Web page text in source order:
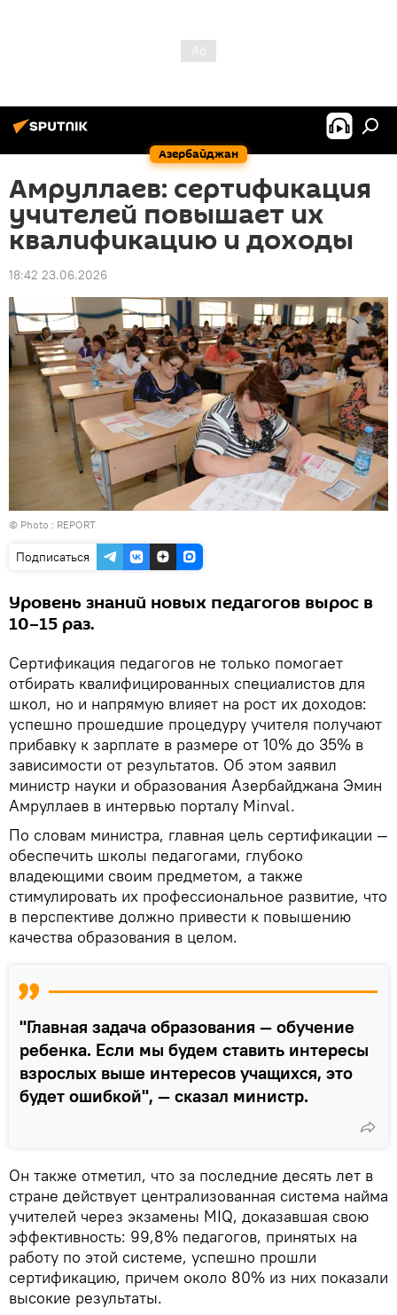
Азербайджан
Амруллаев: сертификация
учителей повышает их
квалификацию и доходы
18:42 23.06.2026
© Photo : REPORT
Подписаться
Уровень знаний новых педагогов вырос в
10–15 раз.
Сертификация педагогов не только помогает
отбирать квалифицированных специалистов для
школ, но и напрямую влияет на рост их доходов:
успешно прошедшие процедуру учителя получают
прибавку к зарплате в размере от 10% до 35% в
зависимости от результатов. Об этом заявил
министр науки и образования Азербайджана Эмин
Амруллаев в интервью порталу Minval.
По словам министра, главная цель сертификации —
обеспечить школы педагогами, глубоко
владеющими своим предметом, а также
стимулировать их профессиональное развитие, что
в перспективе должно привести к повышению
качества образования в целом.
"Главная задача образования — обучение
ребенка. Если мы будем ставить интересы
взрослых выше интересов учащихся, это
будет ошибкой", — сказал министр.
Он также отметил, что за последние десять лет в
стране действует централизованная система найма
учителей через экзамены MIQ, доказавшая свою
эффективность: 99,8% педагогов, принятых на
работу по этой системе, успешно прошли
сертификацию, причем около 80% из них показали
высокие результаты.